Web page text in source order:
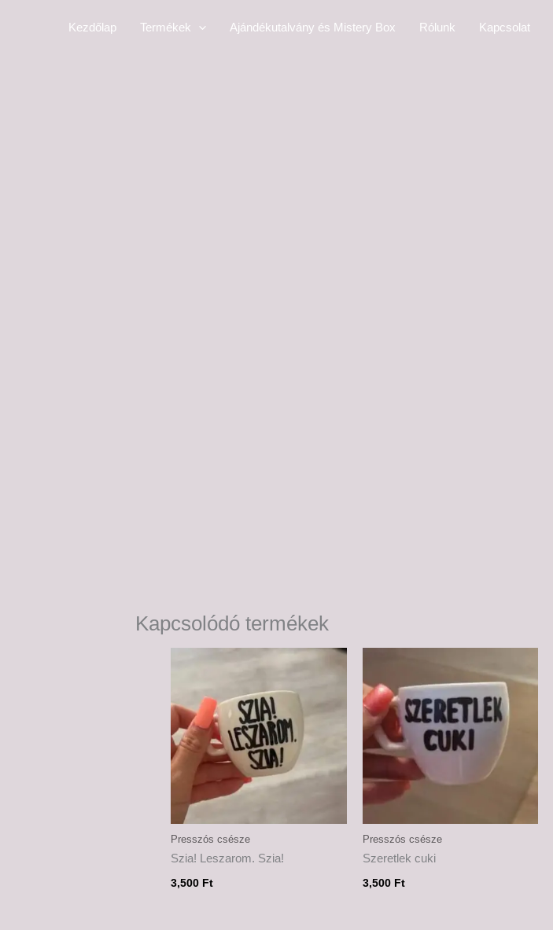
Kezdőlap Termékek Ajándékutalvány és Mistery Box Rólunk Kapcsolat
Kapcsolódó termékek
Presszós csésze
Szia! Leszarom. Szia!
3,500 Ft
Presszós csésze
Szeretlek cuki
3,500 Ft